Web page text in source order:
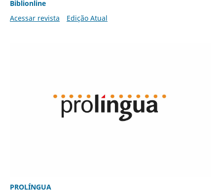
Biblionline
Acessar revista
Edição Atual
PROLÍNGUA